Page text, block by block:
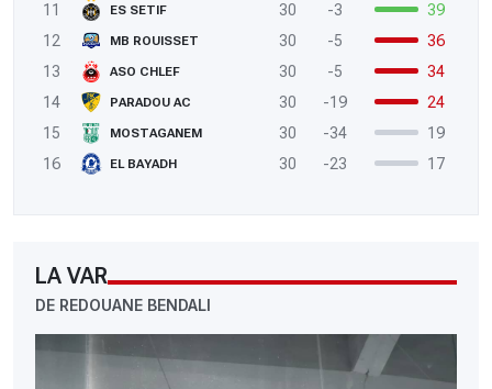
11
ES SETIF 30 -3
39
12
MB ROUISSET 30 -5
36
13
ASO CHLEF 30 -5
34
14
PARADOU AC 30 -19
24
15
MOSTAGANEM 30 -34
19
16
EL BAYADH 30 -23 17
LA VAR
DE REDOUANE BENDALI